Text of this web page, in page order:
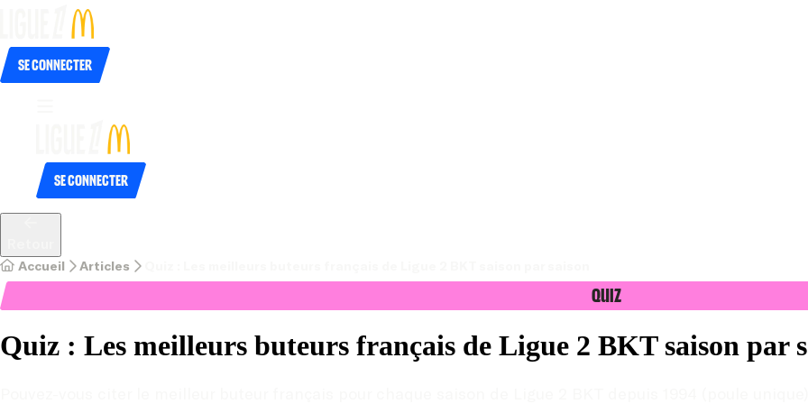
Se connecter
Se connecter
Accueil Articles
Quiz
Quiz : Les meilleurs buteurs français de Ligue 2 BKT saison par